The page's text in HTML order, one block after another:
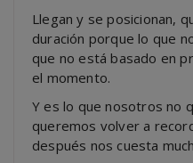
Llegan y se posicionan,
duración porque lo que
que no está basado en
el momento.
Y es lo que nosotros no
queremos volver a
después nos cuesta